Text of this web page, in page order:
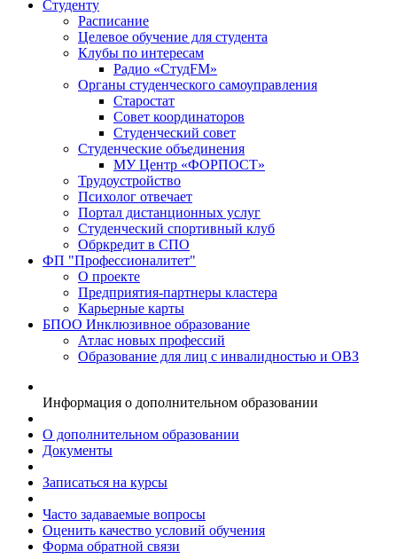
Студенту
Расписание
Целевое обучение для студента
Клубы по интересам
Радио «СтудFM»
Органы студенческого самоуправления
Старостат
Совет координаторов
Студенческий совет
Студенческие объединения
МУ Центр «ФОРПОСТ»
Трудоустройство
Психолог отвечает
Портал дистанционных услуг
Студенческий спортивный клуб
Обркредит в СПО
ФП "Профессионалитет"
О проекте
Предприятия-партнеры кластера
Карьерные карты
БПОО Инклюзивное образование
Атлас новых профессий
Образование для лиц с инвалидностью и ОВЗ
Информация о дополнительном образовании
О дополнительном образовании
Документы
Записаться на курсы
Часто задаваемые вопросы
Оценить качество условий обучения
Форма обратной связи